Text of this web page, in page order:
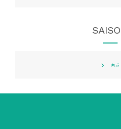
Été